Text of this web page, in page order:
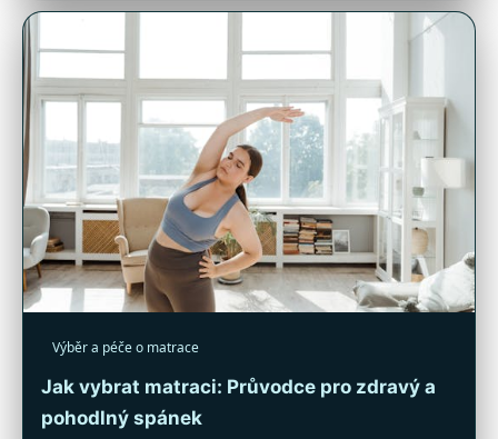
Výběr a péče o matrace
Jak vybrat matraci: Průvodce pro zdravý a
pohodlný spánek